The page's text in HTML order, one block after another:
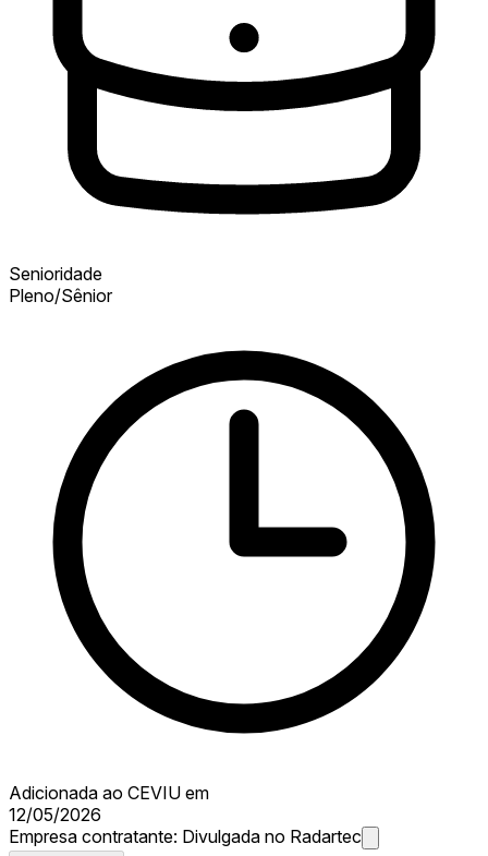
Senioridade
Pleno/Sênior
Adicionada ao CEVIU em
12/05/2026
Empresa contratante: Divulgada no Radartec